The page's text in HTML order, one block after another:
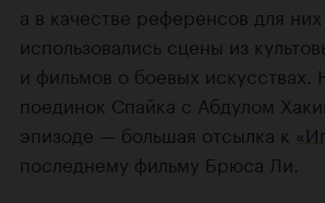
а в качестве референсов для них
использовались сцены из
и фильмов о боевых искусствах.
поединок Спайка с Абдулом
эпизоде — большая отсылка к
последнему фильму Брюса Ли.